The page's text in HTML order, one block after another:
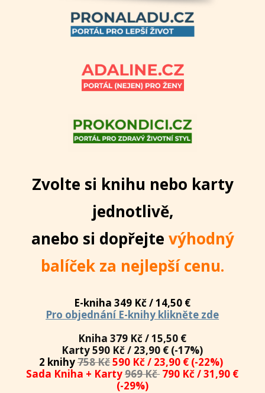
Zvolte si knihu nebo karty
jednotlivě,
anebo si dopřejte výhodný
balíček za nejlepší cenu.
E-kniha 349 Kč / 14,50 €
Pro objednání E-knihy klikněte zde
Kniha 379 Kč / 15,50 €
Karty 590 Kč / 23,90 € (-17%)
2 knihy758 Kč590 Kč / 23,90 € (-22%)
Sada Kniha + Karty969 Kč790 Kč / 31,90 €
(-29%)